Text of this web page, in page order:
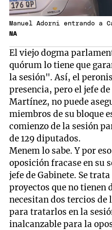
Manuel Adorni entrando a
NA
El viejo dogma
quórum lo tiene que
la sesión". Así, el
presencia, pero el jefe
Martínez, no puede
miembros de su bloque
comienzo de la sesión
de 129 diputados.
Menem lo sabe. Y por
oposición fracase en su
jefe de Gabinete. Se
proyectos que no tienen
necesitan dos tercios
para tratarlos en la
inalcanzable para la